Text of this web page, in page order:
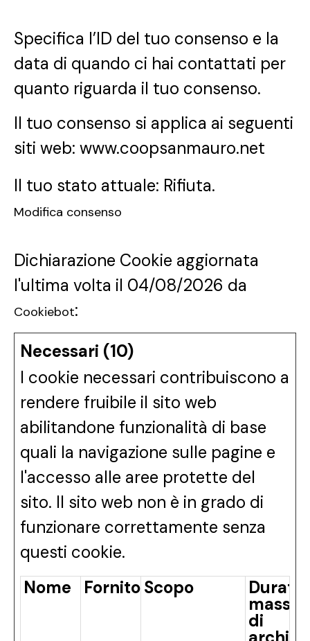
Specifica l’ID del tuo consenso e la
data di quando ci hai contattati per
quanto riguarda il tuo consenso.
Il tuo consenso si applica ai seguenti
siti web: www.coopsanmauro.net
Il tuo stato attuale: Rifiuta.
Modifica consenso
Dichiarazione Cookie aggiornata
l'ultima volta il 04/08/2026 da
Cookiebot:
Necessari (10)
I cookie necessari contribuiscono a
rendere fruibile il sito web
abilitandone funzionalità di base
quali la navigazione sulle pagine e
l'accesso alle aree protette del
sito. Il sito web non è in grado di
funzionare correttamente senza
questi cookie.
Nome
FornitoreScopo Durata
di